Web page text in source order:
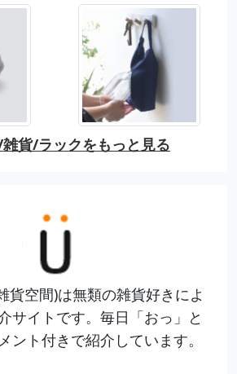
貨/ラックをもっと見る
貨空間)は無類の雑貨好きによ
サイトです。毎日「おっ」と
ント付きで紹介しています。